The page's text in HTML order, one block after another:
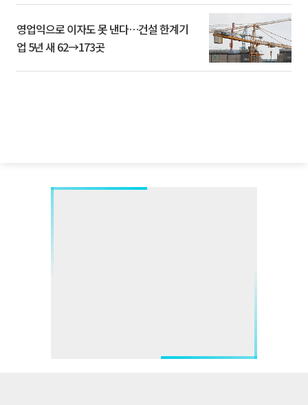
영업익으로 이자도 못 낸다…건설 한계기
업 5년 새 62→173곳